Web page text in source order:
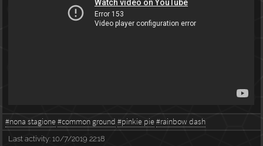
#nona stagione#common ground #pinkie pie#rainbow dash
Last activity:10/7/2019 22:18